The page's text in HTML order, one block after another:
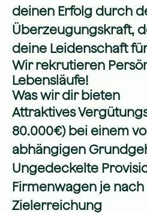
deinen Erfolg durch
Überzeugungskraft,
deine Leidenschaft
Wir rekrutieren
Lebensläufe!
Was wir dir bieten
Attraktives
80.000€) bei einem
abhängigen
Ungedeckelte
Firmenwagen je nach
Zielerreichung